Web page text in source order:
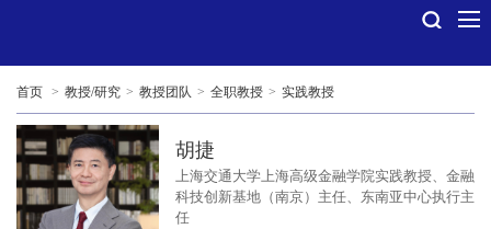
首页 > 教授/研究 > 教授团队 > 全职教授 > 实践教授
胡捷
上海交通大学上海高级金融学院实践教授、金融
科技创新基地（南京）主任、东南亚中心执行主
任